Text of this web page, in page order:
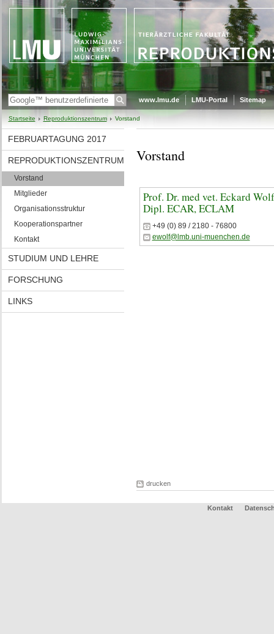
www.lmu.de LMU-Portal Sitemap
Startseite Reproduktionszentrum Vorstand
FEBRUARTAGUNG 2017
REPRODUKTIONSZENTRUM
Vorstand
Mitglieder
Organisationsstruktur
Kooperationspartner
Kontakt
STUDIUM UND LEHRE
FORSCHUNG
LINKS
Vorstand
Prof. Dr. med vet. Eckard
Dipl. ECAR, ECLAM
+49 (0) 89 / 2180 - 76800
ewolf@lmb.uni-muenchen.de
drucken
Kontakt